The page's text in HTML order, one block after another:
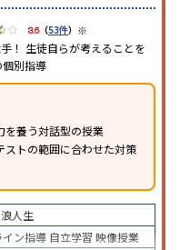
3.6（53件） ※
！ 生徒自らが考えることを
別指導
を養う対話型の授業
ストの範囲に合わせた対策
浪人生
イン指導 自立学習 映像授業